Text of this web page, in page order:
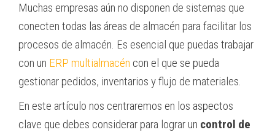
Muchas empresas aún no disponen de sistemas que
conecten todas las áreas de almacén para facilitar los
procesos de almacén. Es esencial que puedas trabajar
con un ERP multialmacén con el que se pueda
gestionar pedidos, inventarios y flujo de materiales.
En este artículo nos centraremos en los aspectos
clave que debes considerar para lograr un control de